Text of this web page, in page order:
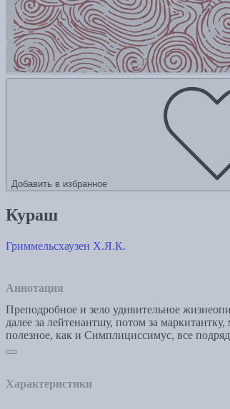
Добавить в избранное
Кураш
Гриммельсхаузен Х.Я.К.
Аннотация
Преподробное и зело удивительное
далее за лейтенантшу, потом за
полезное, как и Симплициссимус, все
Характеристики